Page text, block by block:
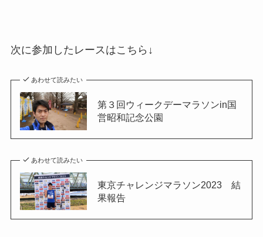
次に参加したレースはこちら↓
あわせて読みたい
第３回ウィークデーマラソンin国
営昭和記念公園
あわせて読みたい
東京チャレンジマラソン2023 結
果報告